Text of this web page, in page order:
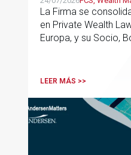
Business
La Firma se
en Private Wealth
Europa, y su Socio,
profesionales clave
LEER MÁS >>